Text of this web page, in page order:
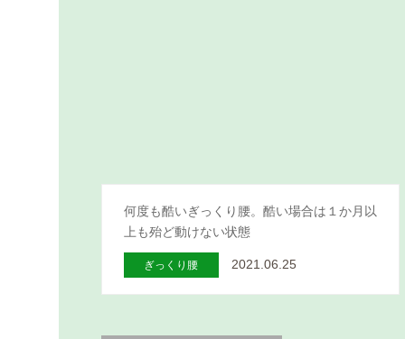
何度も酷いぎっくり腰。酷い場合は１か月以
上も殆ど動けない状態
ぎっくり腰 2021.06.25